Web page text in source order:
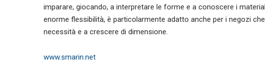
imparare, giocando, a interpretare le forme e a conoscere i
enorme flessibilità, è particolarmente adatto anche per i negozi
necessità e a crescere di dimensione.
www.smarin.net